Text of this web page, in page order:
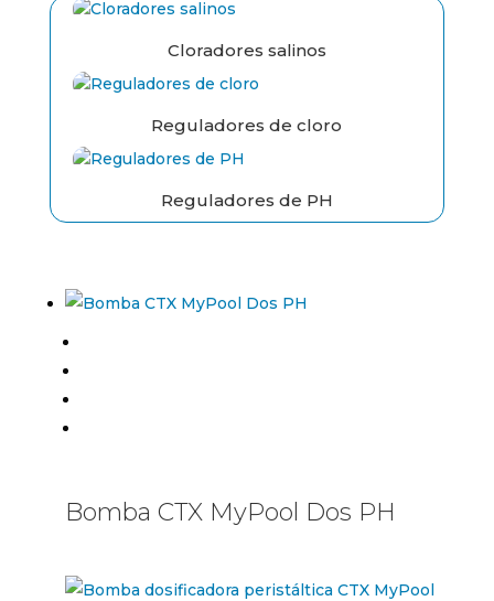
Cloradores salinos
Reguladores de cloro
Reguladores de PH
Bomba CTX MyPool Dos PH